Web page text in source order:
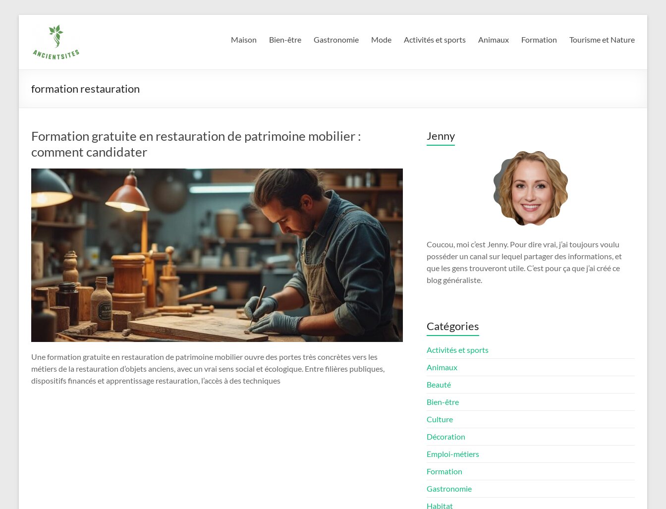
ancientsites.eu Maison Bien-être Gastronomie Mode Activités et sports Animaux Formation Tourisme et Nature
formation restauration
Formation gratuite en restauration de patrimoine mobilier :
comment candidater
Une formation gratuite en restauration de patrimoine mobilier ouvre des portes très concrètes vers les
métiers de la restauration d’objets anciens, avec un vrai sens social et écologique. Entre filières publiques,
dispositifs financés et apprentissage restauration, l’accès à des techniques
Jenny
Coucou, moi c’est Jenny. Pour dire vrai, j’ai toujours voulu
posséder un canal sur lequel partager des informations, et
que les gens trouveront utile. C’est pour ça que j’ai créé ce
blog généraliste.
Catégories
Activités et sports
Animaux
Beauté
Bien-être
Culture
Décoration
Emploi-métiers
Formation
Gastronomie
Habitat